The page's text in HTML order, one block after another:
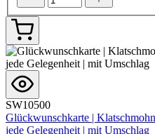
SW10500
Glückwunschkarte |
jede Gelegenheit | mit Umschlag